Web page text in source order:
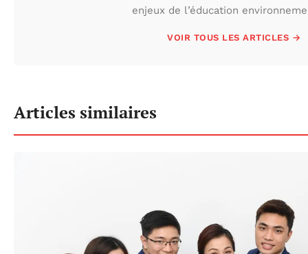
enjeux de l’éducation
VOIR TOUS LES ARTICLES →
Articles similaires